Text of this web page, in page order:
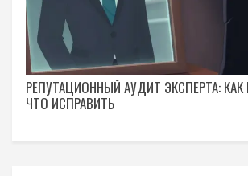
РЕПУТАЦИОННЫЙ АУДИТ ЭКСПЕРТА:
ЧТО ИСПРАВИТЬ